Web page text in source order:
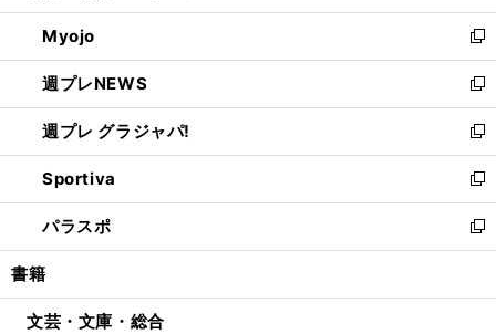
開
く
ウ
で
開
く
ン
ド
ウ
で
開
く
ウ
ィ
ン
ド
ウ
で
開
く
Myojo
新
し
い
ウ
ィ
ン
ド
ウ
で
開
週プレNEWS
新
し
い
ウ
ィ
ン
ド
ウ
開
週プレ グラジャパ!
新
し
い
ウ
ィ
ン
ウ
Sportiva
新
し
い
ウ
ン
パラスポ
新
し
ウ
書籍
文芸・文庫・総合